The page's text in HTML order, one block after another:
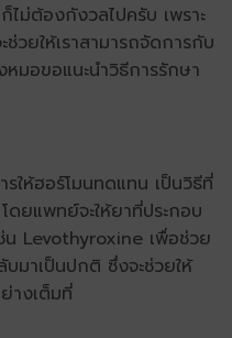
ก็ไม่ต้องกังวลไปครับ เพราะ
ช่วยให้เราสามารถจัดการกับ
มอขอแนะนำวิธีการรักษา
รให้ฮอร์โมนทดแทน เป็นวิธีที่
ยแพทย์จะให้ยาที่ประกอบ
น Levothyroxine เพื่อช่วย
มาเป็นปกติ ซึ่งจะช่วยให้
างเต็มที่